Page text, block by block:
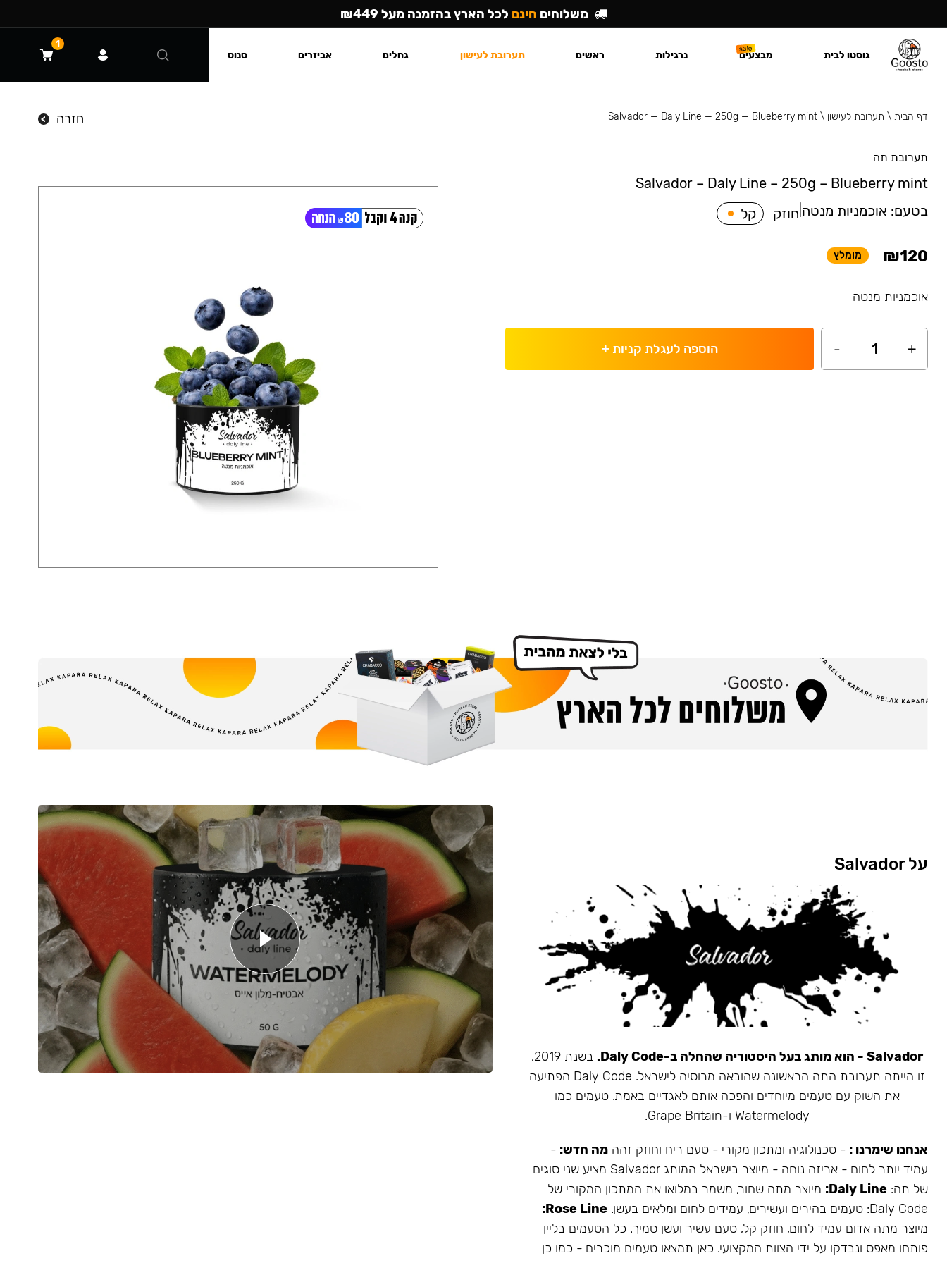
דף הבית\ תערובת לעישון \
Salvador — Daly Line — 250g — Blueberry mint חזרה
תערובת תה
Salvador – Daly Line – 250g – Blueberry mint
בטעם: אוכמניות מנטה חוזק קל
₪120 מומלץ
אוכמניות מנטה
+
1
- הוספה לעגלת קניות+
על Salvador
Salvador - הוא מותג בעל היסטוריה שהחלה ב-Daly Code.
בשנת 2019,
זו הייתה תערובת התה הראשונה שהובאה מרוסיה לישראל. Daly Code הפתיעה
את השוק עם טעמים מיוחדים והפכה אותם לאגדיים באמת. טעמים כמו
Watermelody ו-Grape Britain.
אנחנו שימרנו : - טכנולוגיה ומתכון מקורי - טעם ריח וחוזק זהה מה חדש: -
עמיד יותר לחום - אריזה נוחה - מיוצר בישראל המותג Salvador מציע שני סוגים
של תה: Daly Line: מיוצר מתה שחור, משמר במלואו את המתכון המקורי של
Daly Code: טעמים בהירים ועשירים, עמידים לחום ומלאים בעשן.
Rose Line:
מיוצר מתה אדום עמיד לחום, חוזק קל, טעם עשיר ועשן סמיך. כל הטעמים בליין
פותחו מאפס ונבדקו על ידי הצוות המקצועי. כאן תמצאו טעמים מוכרים - כמו כן
משלוחים חינם לכל הארץ בהזמנה מעל ₪449
גוסטו לבית מבצעים נרגילות ראשים תערובת לעישון גחלים אביזרים סנוס
1